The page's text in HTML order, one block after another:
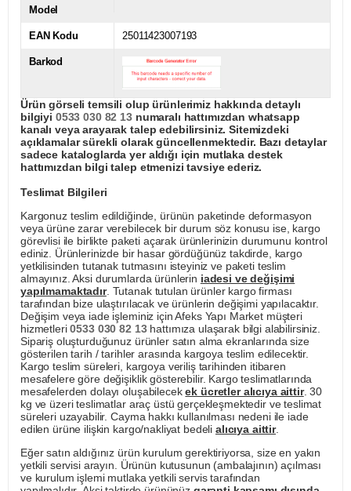
Model
EAN Kodu 25011423007193
Barkod
Ürün görseli temsili olup ürünlerimiz hakkında detaylı
bilgiyi 0533 030 82 13numaralı hattımızdan whatsapp
kanalı veya arayarak talep edebilirsiniz. Sitemizdeki
açıklamalar sürekli olarak güncellenmektedir. Bazı detaylar
sadece kataloglarda yer aldığı için mutlaka destek
hattımızdan bilgi talep etmenizi tavsiye ederiz.
Teslimat Bilgileri
Kargonuz teslim edildiğinde, ürünün paketinde deformasyon
veya ürüne zarar verebilecek bir durum söz konusu ise, kargo
görevlisi ile birlikte paketi açarak ürünlerinizin durumunu kontrol
ediniz. Ürünlerinizde bir hasar gördüğünüz takdirde, kargo
yetkilisinden tutanak tutmasını isteyiniz ve paketi teslim
almayınız. Aksi durumlarda ürünlerin iadesi ve değişimi
yapılmamaktadır. Tutanak tutulan ürünler kargo firması
tarafından bize ulaştırılacak ve ürünlerin değişimi yapılacaktır.
Değişim veya iade işleminiz için Afeks Yapı Market müşteri
hizmetleri0533 030 82 13hattımıza ulaşarak bilgi alabilirsiniz.
Sipariş oluşturduğunuz ürünler satın alma ekranlarında size
gösterilen tarih / tarihler arasında kargoya teslim edilecektir.
Kargo teslim süreleri, kargoya veriliş tarihinden itibaren
mesafelere göre değişiklik gösterebilir. Kargo teslimatlarında
mesafelerden dolayı oluşabilecekek ücretler alıcıya aittir. 30
kg ve üzeri teslimatlar araç üstü gerçekleşmektedir ve teslimat
süreleri uzayabilir. Cayma hakkı kullanılması nedeni ile iade
edilen ürüne ilişkin kargo/nakliyat bedeli alıcıya aittir.
Eğer satın aldığınız ürün kurulum gerektiriyorsa, size en yakın
yetkili servisi arayın. Ürünün kutusunun (ambalajının) açılması
ve kurulum işlemi mutlaka yetkili servis tarafından